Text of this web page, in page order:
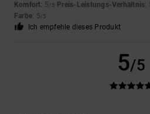
Komfort: 5/5 Preis-Leistungs-Verhältnis:
Farbe: 5/5
Ich empfehle dieses Produkt
5/5